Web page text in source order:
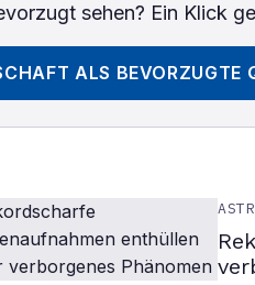
sehen? Ein Klick
ALS BEVORZUGTE